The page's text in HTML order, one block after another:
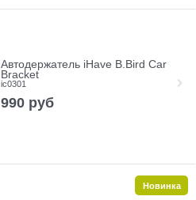
Автодержатель iHave B.Bird Car
Bracket
ic0301
990 руб
Новинка